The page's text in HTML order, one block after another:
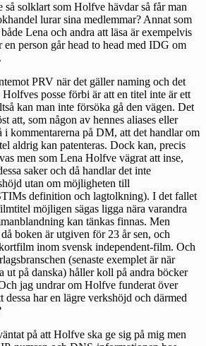
solklart som Holfve hävdar så får man
lurar sina medlemmar? Annat som
Lena och andra att läsa är exempelvis
en person går head to head med IDG om
PRV när det gäller naming och det
posse förbi är att en titel inte är ett
kan man inte försöka gå den vägen. Det
att, som någon av hennes aliases eller
i kommentarerna på DM, att det handlar om
aldrig kan patenteras. Dock kan, precis
men som Lena Holfve vägrat att inse,
saker och då handlar det inte
utan om möjligheten till
definition och lagtolkning). I det fallet
möjligen sägas ligga nära varandra
kan tänkas finnas. Men
boken är utgiven för 23 år sen, och
inom svensk independent-film. Och
(senaste exemplet är när
ut på danska) håller koll på andra böcker
jag undrar om Holfve funderat över
dessa har en lägre verkshöjd och därmed
på att Holfve ska ge sig på mig men